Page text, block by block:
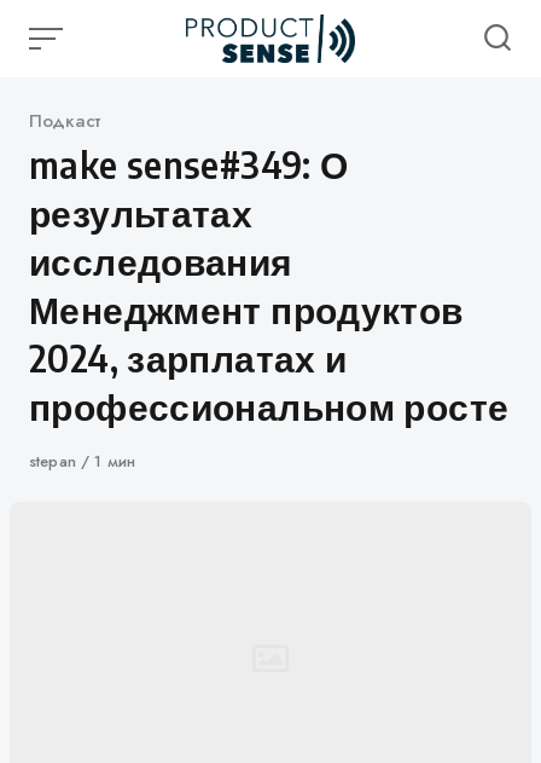
Категория
Подкаст
make sense#349: О
результатах
исследования
Менеджмент продуктов
2024, зарплатах и
профессиональном росте
Автор
stepan 1 мин